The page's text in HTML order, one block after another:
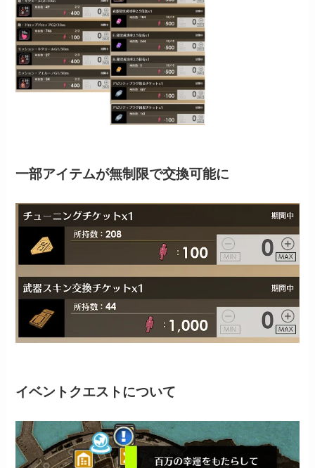
一部アイテムが無制限で交換可能に
イベントクエストについて